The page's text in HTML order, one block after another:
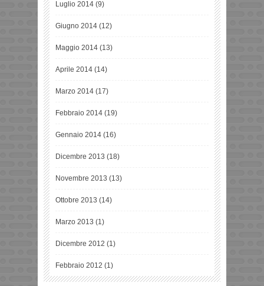
Luglio 2014 (9)
Giugno 2014 (12)
Maggio 2014 (13)
Aprile 2014 (14)
Marzo 2014 (17)
Febbraio 2014 (19)
Gennaio 2014 (16)
Dicembre 2013 (18)
Novembre 2013 (13)
Ottobre 2013 (14)
Marzo 2013 (1)
Dicembre 2012 (1)
Febbraio 2012 (1)